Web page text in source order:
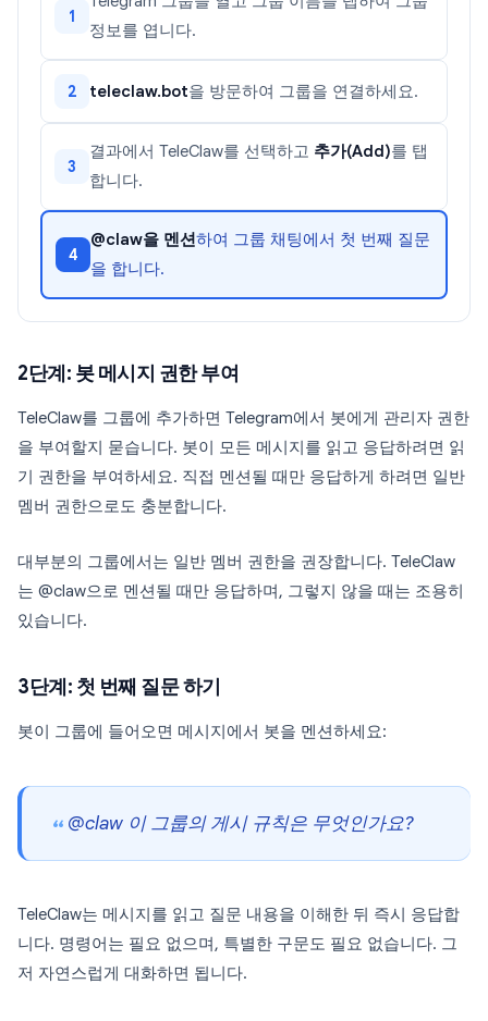
1
정보를 엽니다.
2 teleclaw.bot을 방문하여 그룹을 연결하세요.
3
결과에서 TeleClaw를 선택하고 추가(Add)를 탭
합니다.
4
@claw을 멘션하여 그룹 채팅에서 첫 번째 질문
을 합니다.
2단계: 봇 메시지 권한 부여
TeleClaw를 그룹에 추가하면 Telegram에서 봇에게 관리자 권한
을 부여할지 묻습니다. 봇이 모든 메시지를 읽고 응답하려면 읽
기 권한을 부여하세요. 직접 멘션될 때만 응답하게 하려면 일반
멤버 권한으로도 충분합니다.
대부분의 그룹에서는 일반 멤버 권한을 권장합니다. TeleClaw
는 @claw으로 멘션될 때만 응답하며, 그렇지 않을 때는 조용히
있습니다.
3단계: 첫 번째 질문 하기
봇이 그룹에 들어오면 메시지에서 봇을 멘션하세요:
@claw 이 그룹의 게시 규칙은 무엇인가요?
TeleClaw는 메시지를 읽고 질문 내용을 이해한 뒤 즉시 응답합
니다. 명령어는 필요 없으며, 특별한 구문도 필요 없습니다. 그
저 자연스럽게 대화하면 됩니다.